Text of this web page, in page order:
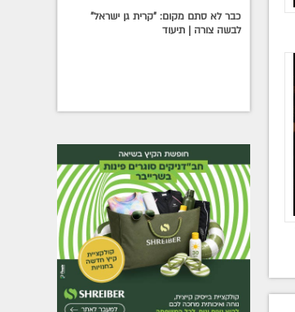
כבר לא סתם מקום: "קרית גן ישראל"
לבשה צורה | תיעוד